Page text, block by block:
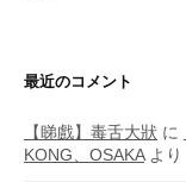
最近のコメント
【睇戲】毒舌大狀 に
KONG、OSAKAより